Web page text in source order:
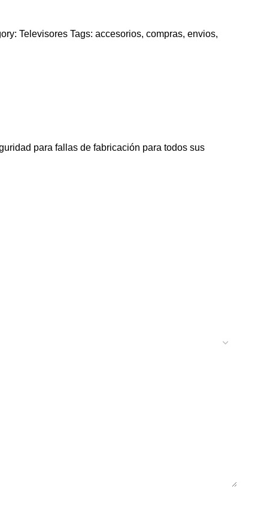
Televisores Tags: accesorios, compras, envios,
para fallas de fabricación para todos sus